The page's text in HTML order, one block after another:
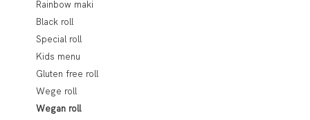
Rainbow maki
Black roll
Special roll
Kids menu
Gluten free roll
Wege roll
Wegan roll